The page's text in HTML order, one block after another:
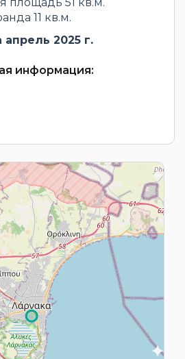
11 кв.м.
2025 г.
информация: